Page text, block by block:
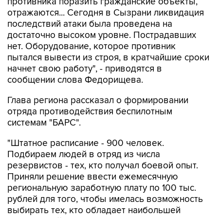
отражаются... Сегодня в Сызрани ликвидация
последствий атаки была проведена на
достаточно высоком уровне. Пострадавших
нет. Оборудование, которое противник
пытался вывести из строя, в кратчайшие сроки
начнет свою работу", - приводятся в
сообщении слова Федорищева.
Глава региона рассказал о формировании
отряда противодействия беспилотным
системам "БАРС".
"Штатное расписание - 900 человек.
Подбираем людей в отряд из числа
резервистов - тех, кто получал боевой опыт.
Приняли решение ввести ежемесячную
региональную заработную плату по 100 тыс.
рублей для того, чтобы имелась возможность
выбирать тех, кто обладает наибольшей